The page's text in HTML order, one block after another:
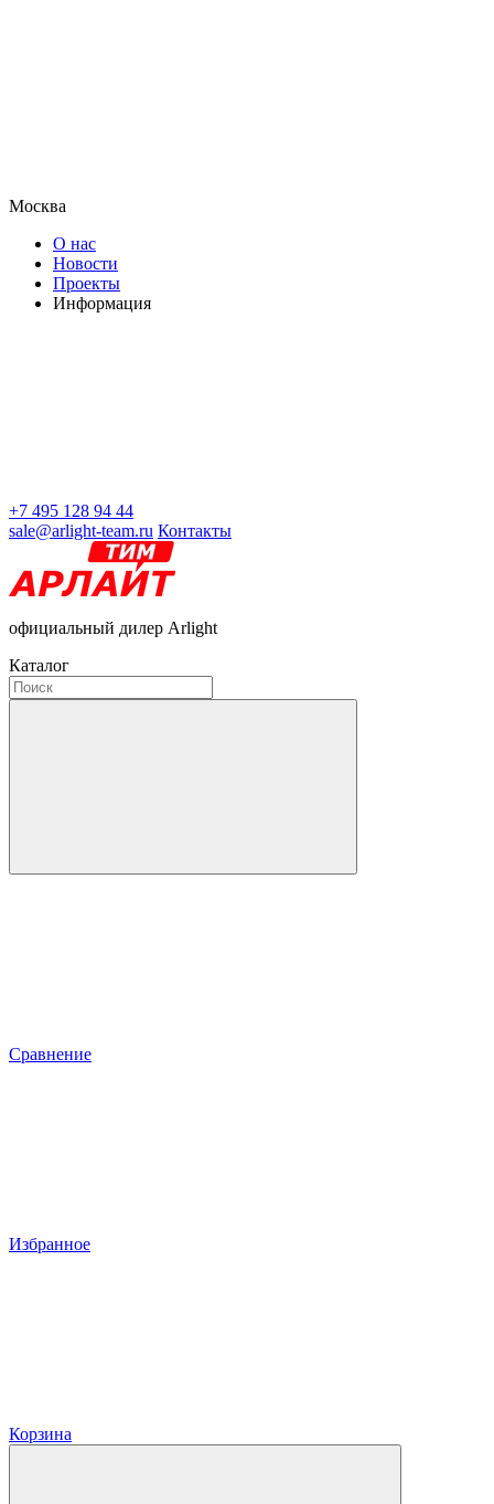
Москва
О нас
Новости
Проекты
Информация
+7 495 128 94 44
sale@arlight-team.ru Контакты
официальный дилер Arlight
Каталог
Сравнение
Избранное
Корзина